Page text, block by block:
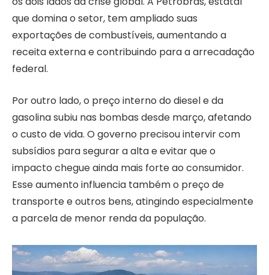
que domina o setor, tem ampliado suas
exportações de combustíveis, aumentando a
receita externa e contribuindo para a arrecadação
federal.
Por outro lado, o preço interno do diesel e da
gasolina subiu nas bombas desde março, afetando
o custo de vida. O governo precisou intervir com
subsídios para segurar a alta e evitar que o
impacto chegue ainda mais forte ao consumidor.
Esse aumento influencia também o preço de
transporte e outros bens, atingindo especialmente
a parcela de menor renda da população.